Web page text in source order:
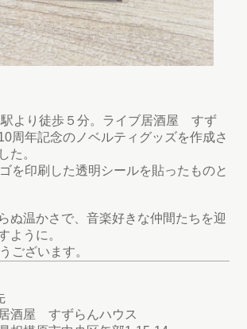
より徒歩５分。ライブ居酒屋 すず
周年記念のノベルティグッズを作成さ
た。
を印刷した透明シールを貼ったものと
ぬ温かさで、音楽好きな仲間たちを迎
ように。
ございます。
居酒屋 すずらんハウス